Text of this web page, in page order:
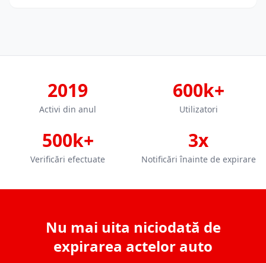
2019
Activi din anul
600k+
Utilizatori
500k+
Verificări efectuate
3x
Notificări înainte de expirare
Nu mai uita niciodată de
expirarea actelor auto